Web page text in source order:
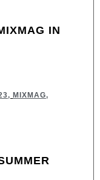
IN
, MIXMAG,